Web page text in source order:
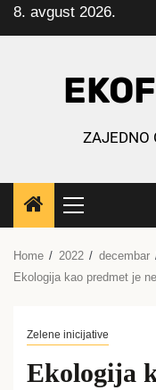
Skip
to
8. avgust 2026.
ZAJEDNO
Primary
Menu
Home 2022 decembar
Ekologija kao predmet je
Zelene inicijative
Ekologija